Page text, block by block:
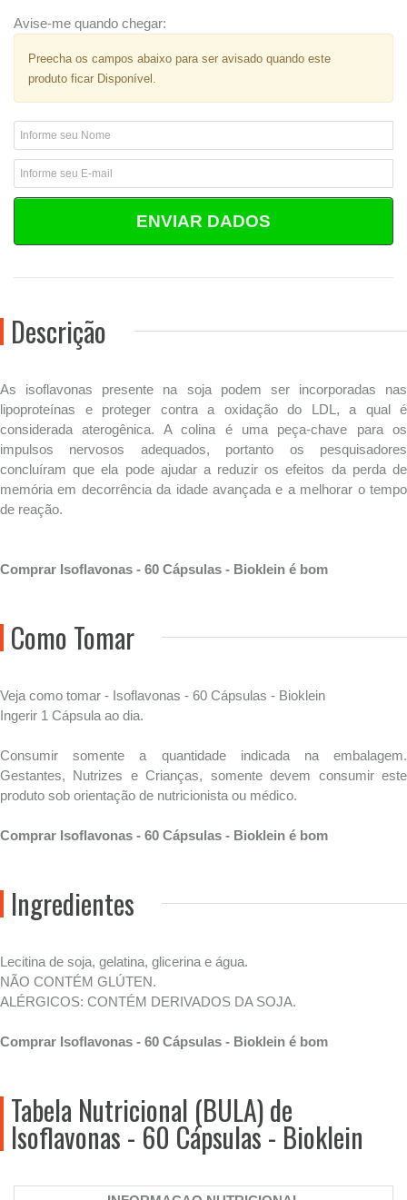
Avise-me quando chegar:
Preecha os campos abaixo para ser avisado quando este
produto ficar Disponível.
ENVIAR DADOS
Descrição
As isoflavonas presente na soja podem ser incorporadas nas
lipoproteínas e proteger contra a oxidação do LDL, a qual é
considerada aterogênica. A colina é uma peça-chave para os
impulsos nervosos adequados, portanto os pesquisadores
concluíram que ela pode ajudar a reduzir os efeitos da perda de
memória em decorrência da idade avançada e a melhorar o tempo
de reação.
Comprar Isoflavonas - 60 Cápsulas - Bioklein é bom
Como Tomar
Veja como tomar - Isoflavonas - 60 Cápsulas - Bioklein
Ingerir 1 Cápsula ao dia.
Consumir somente a quantidade indicada na embalagem.
Gestantes, Nutrizes e Crianças, somente devem consumir este
produto sob orientação de nutricionista ou médico.
Comprar Isoflavonas - 60 Cápsulas - Bioklein é bom
Ingredientes
Lecitina de soja, gelatina, glicerina e água.
NÃO CONTÉM GLÚTEN.
ALÉRGICOS: CONTÉM DERIVADOS DA SOJA.
Comprar Isoflavonas - 60 Cápsulas - Bioklein é bom
Tabela Nutricional (BULA) de
Isoflavonas - 60 Cápsulas - Bioklein